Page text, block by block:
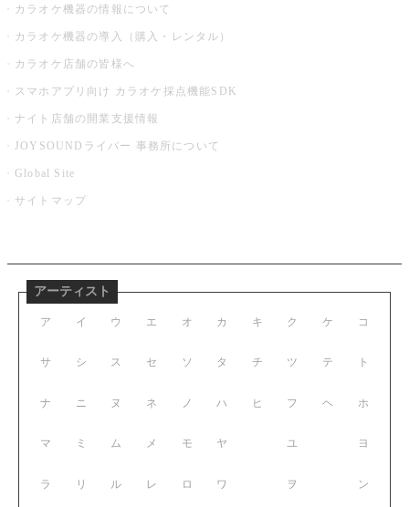
カラオケ機器の情報について
カラオケ機器の導入（購入・レンタル）
カラオケ店舗の皆様へ
スマホアプリ向け カラオケ採点機能SDK
ナイト店舗の開業支援情報
JOYSOUNDライバー 事務所について
Global Site
サイトマップ
アーティスト
ア イ ウ エ オ
サ シ ス セ ソ
ナ ニ ヌ ネ ノ
マ ミ ム メ モ
ラ リ ル レ ロ
カ キ ク ケ コ
タ チ ツ テ ト
ハ ヒ フ ヘ ホ
ヤ ユ ヨ
ワ ヲ ン